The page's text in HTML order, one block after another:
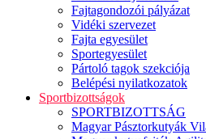
Fajtagondozói pályázat
Vidéki szervezet
Fajta egyesület
Sportegyesület
Pártoló tagok szekciója
Belépési nyilatkozatok
Sportbizottságok
SPORTBIZOTTSÁG
Magyar Pásztorkutyák